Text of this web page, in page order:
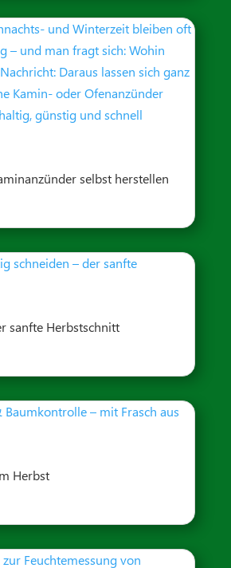
selbst herstellen
sanfte Herbstschnitt
Herbst